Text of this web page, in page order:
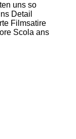
uns so
Detail
Filmsatire
Scola ans